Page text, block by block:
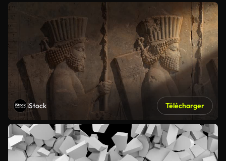
iStock Télécharger